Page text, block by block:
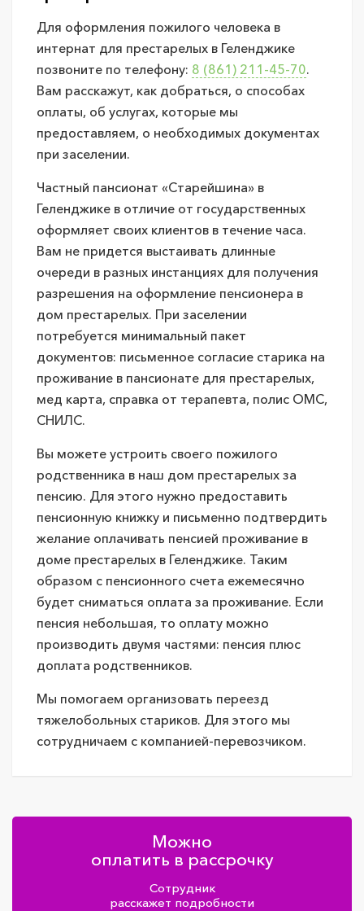
Для оформления пожилого человека в
интернат для престарелых в Геленджике
позвоните по телефону: 8 (861) 211-45-70.
Вам расскажут, как добраться, о способах
оплаты, об услугах, которые мы
предоставляем, о необходимых документах
при заселении.
Частный пансионат «Старейшина» в
Геленджике в отличие от государственных
оформляет своих клиентов в течение часа.
Вам не придется выстаивать длинные
очереди в разных инстанциях для получения
разрешения на оформление пенсионера в
дом престарелых. При заселении
потребуется минимальный пакет
документов: письменное согласие старика на
проживание в пансионате для престарелых,
мед карта, справка от терапевта, полис ОМС,
СНИЛС.
Вы можете устроить своего пожилого
родственника в наш дом престарелых за
пенсию. Для этого нужно предоставить
пенсионную книжку и письменно подтвердить
желание оплачивать пенсией проживание в
доме престарелых в Геленджике. Таким
образом с пенсионного счета ежемесячно
будет сниматься оплата за проживание. Если
пенсия небольшая, то оплату можно
производить двумя частями: пенсия плюс
доплата родственников.
Мы помогаем организовать переезд
тяжелобольных стариков. Для этого мы
сотрудничаем с компанией-перевозчиком.
Можно
оплатить в рассрочку
Сотрудник
расскажет подробности